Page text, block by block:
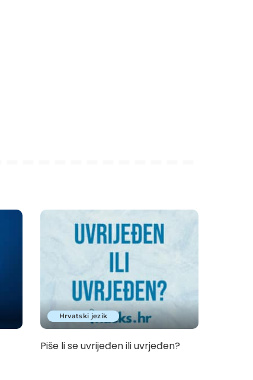
Hrvatski jezik
Piše li se uvrijeđen ili uvrjeđen?